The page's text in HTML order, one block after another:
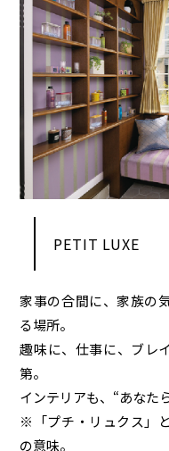
PETIT LUXE
家事の合間に、家族の
る場所。
趣味に、仕事に、ブレ
第。
インテリアも、“あなた
※「プチ・リュクス」
の意味。